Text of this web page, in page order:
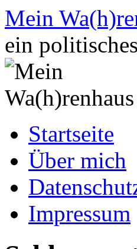
Zum
Inhalt
springen
Mein
ein
Startseite
Über mich
Impressum